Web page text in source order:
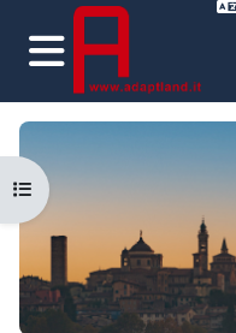
Skip to main content
Side panel
Open course index